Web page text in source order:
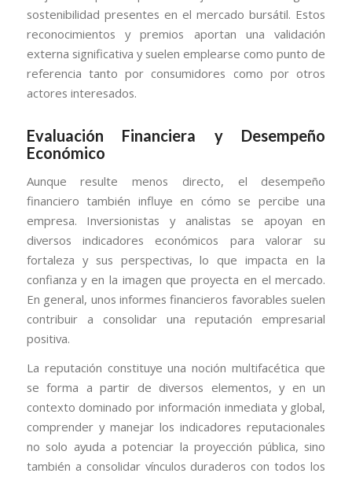
sostenibilidad presentes en el mercado bursátil. Estos
reconocimientos y premios aportan una validación
externa significativa y suelen emplearse como punto de
referencia tanto por consumidores como por otros
actores interesados.
Evaluación Financiera y Desempeño
Económico
Aunque resulte menos directo, el desempeño
financiero también influye en cómo se percibe una
empresa. Inversionistas y analistas se apoyan en
diversos indicadores económicos para valorar su
fortaleza y sus perspectivas, lo que impacta en la
confianza y en la imagen que proyecta en el mercado.
En general, unos informes financieros favorables suelen
contribuir a consolidar una reputación empresarial
positiva.
La reputación constituye una noción multifacética que
se forma a partir de diversos elementos, y en un
contexto dominado por información inmediata y global,
comprender y manejar los indicadores reputacionales
no solo ayuda a potenciar la proyección pública, sino
también a consolidar vínculos duraderos con todos los